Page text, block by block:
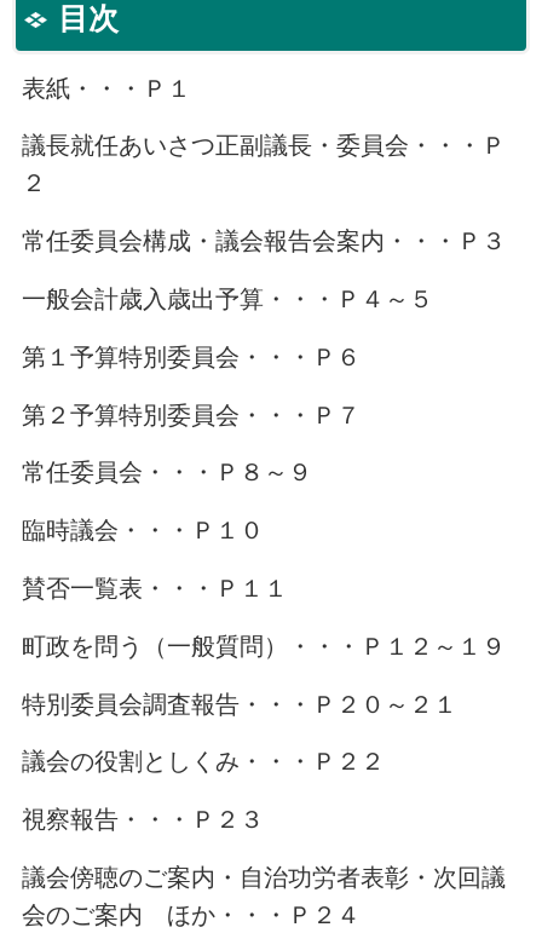
目次
表紙・・・Ｐ１
議長就任あいさつ正副議長・委員会・・・Ｐ
２
常任委員会構成・議会報告会案内・・・Ｐ３
一般会計歳入歳出予算・・・Ｐ４～５
第１予算特別委員会・・・Ｐ６
第２予算特別委員会・・・Ｐ７
常任委員会・・・Ｐ８～９
臨時議会・・・Ｐ１０
賛否一覧表・・・Ｐ１１
町政を問う（一般質問）・・・Ｐ１２～１９
特別委員会調査報告・・・Ｐ２０～２１
議会の役割としくみ・・・Ｐ２２
視察報告・・・Ｐ２３
議会傍聴のご案内・自治功労者表彰・次回議
会のご案内 ほか・・・Ｐ２４